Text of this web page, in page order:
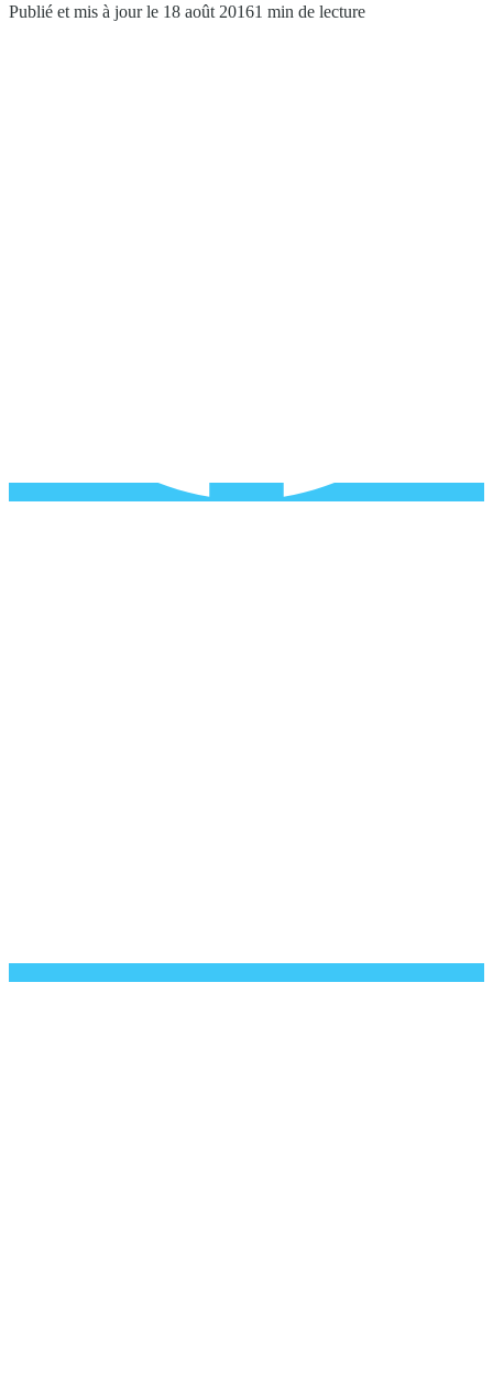
Publié et mis à jour le 18 août 20161 min de lecture